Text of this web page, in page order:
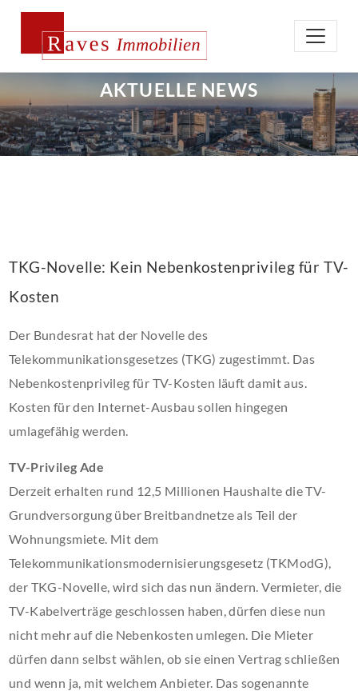
AKTUELLE NEWS
TKG-Novelle: Kein Nebenkostenprivileg für TV-
Kosten
Der Bundesrat hat der Novelle des
Telekommunikationsgesetzes (TKG) zugestimmt. Das
Nebenkostenprivileg für TV-Kosten läuft damit aus.
Kosten für den Internet-Ausbau sollen hingegen
umlagefähig werden.
TV-Privileg Ade
Derzeit erhalten rund 12,5 Millionen Haushalte die TV-
Grundversorgung über Breitbandnetze als Teil der
Wohnungsmiete. Mit dem
Telekommunikationsmodernisierungsgesetz (TKModG),
der TKG-Novelle, wird sich das nun ändern. Vermieter, die
TV-Kabelverträge geschlossen haben, dürfen diese nun
nicht mehr auf die Nebenkosten umlegen. Die Mieter
dürfen dann selbst wählen, ob sie einen Vertrag schließen
und wenn ja, mit welchem Anbieter. Das sogenannte